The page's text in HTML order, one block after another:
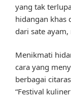
yang tak
hidangan khas
dari sate
Menikmati
cara yang
berbagai
“Festival